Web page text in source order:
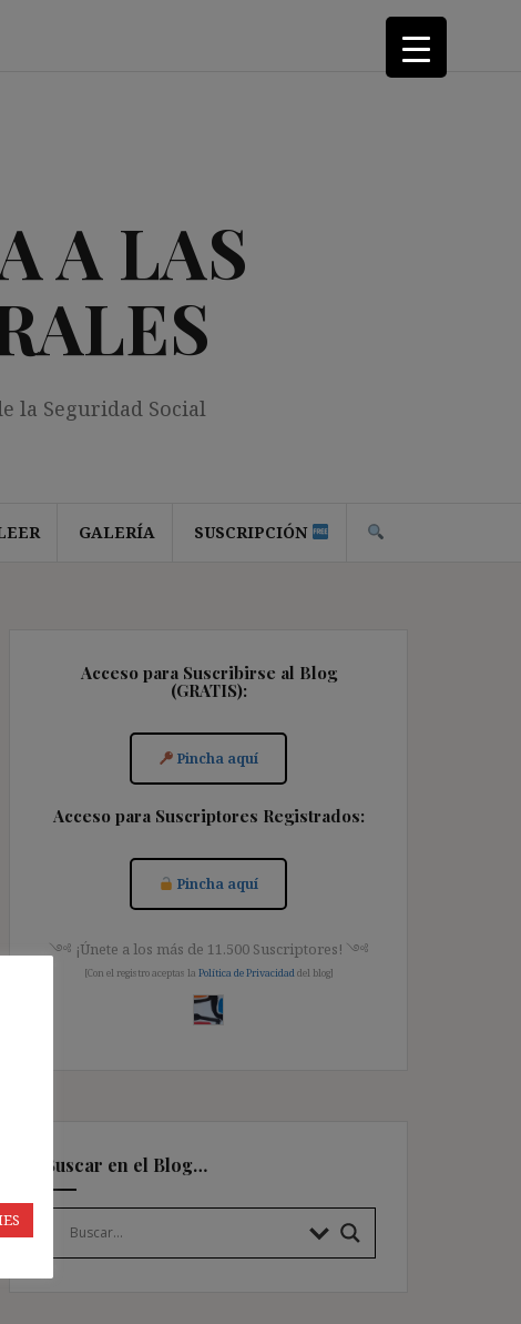
A LAS
la Seguridad Social
GALERÍA SUSCRIPCIÓN
Acceso para Suscribirse al Blog
(GRATIS):
Pincha aquí
Acceso para Suscriptores Registrados:
Pincha aquí
༺ ¡Únete a los más de 11.500 Suscriptores! ༺
[Con el registro aceptas la Política de Privacidad del blog]
Buscar en el Blog…